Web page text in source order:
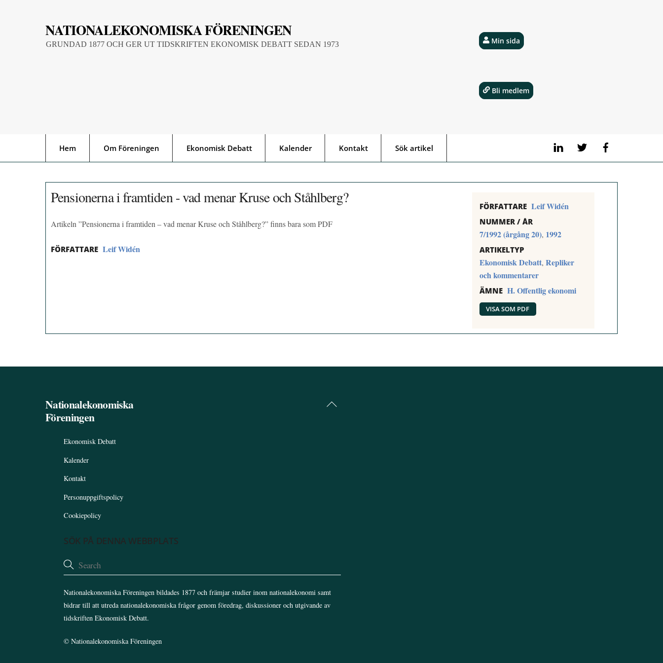
NATIONALEKONOMISKA FÖRENINGEN
GRUNDAD 1877 OCH GER UT TIDSKRIFTEN EKONOMISK DEBATT SEDAN 1973
LinkedIn Twitter
Hem Om Föreningen Ekonomisk Debatt Kalender Kontakt Sök artikel
Min sida
Bli medlem
Pensionerna i framtiden - vad menar Kruse och Ståhlberg?
Artikeln ”Pensionerna i framtiden – vad menar Kruse och Ståhlberg?” finns bara som PDF
FÖRFATTARE Leif Widén
FÖRFATTARE Leif Widén
NUMMER / ÅR
7/1992 (årgång 20), 1992
ARTIKELTYP
Ekonomisk Debatt, Repliker
och kommentarer
ÄMNE H. Offentlig ekonomi
VISA SOM PDF
Back
Nationalekonomiska
Föreningen
Ekonomisk Debatt
Kalender
Kontakt
Personuppgiftspolicy
Cookiepolicy
SÖK PÅ DENNA WEBBPLATS
Nationalekonomiska Föreningen bildades 1877 och främjar studier inom nationalekonomi samt
bidrar till att utreda nationalekonomiska frågor genom föredrag, diskussioner och utgivande av
tidskriften Ekonomisk Debatt.
©Nationalekonomiska Föreningen